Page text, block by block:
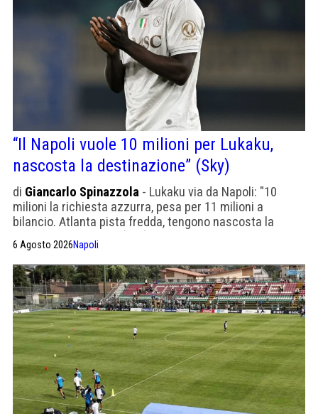
“Il Napoli vuole 10 milioni per Lukaku,
nascosta la destinazione” (Sky)
di Giancarlo Spinazzola - Lukaku via da Napoli: "10
milioni la richiesta azzurra, pesa per 11 milioni a
bilancio. Atlanta pista fredda, tengono nascosta la
6 Agosto 2026Napoli